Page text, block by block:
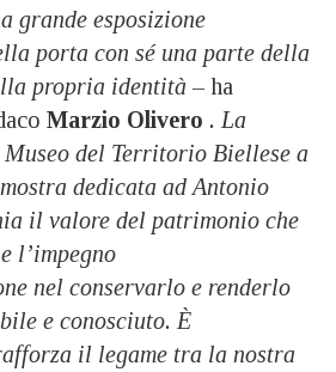
grande esposizione
porta con sé una parte della
propria identità – ha
Marzio Olivero . La
del Territorio Biellese a
dedicata ad Antonio
il valore del patrimonio che
l’impegno
nel conservarlo e renderlo
e conosciuto. È
il legame tra la nostra